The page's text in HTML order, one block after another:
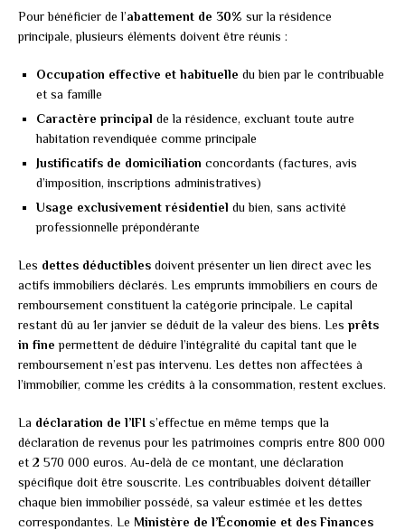
Pour bénéficier de l’abattement de 30% sur la résidence
principale, plusieurs éléments doivent être réunis :
Occupation effective et habituelle du bien par le contribuable
et sa famille
Caractère principal de la résidence, excluant toute autre
habitation revendiquée comme principale
Justificatifs de domiciliation concordants (factures, avis
d’imposition, inscriptions administratives)
Usage exclusivement résidentiel du bien, sans activité
professionnelle prépondérante
Les dettes déductibles doivent présenter un lien direct avec les
actifs immobiliers déclarés. Les emprunts immobiliers en cours de
remboursement constituent la catégorie principale. Le capital
restant dû au 1er janvier se déduit de la valeur des biens. Les prêts
in fine permettent de déduire l’intégralité du capital tant que le
remboursement n’est pas intervenu. Les dettes non affectées à
l’immobilier, comme les crédits à la consommation, restent exclues.
La déclaration de l’IFI s’effectue en même temps que la
déclaration de revenus pour les patrimoines compris entre 800 000
et 2 570 000 euros. Au-delà de ce montant, une déclaration
spécifique doit être souscrite. Les contribuables doivent détailler
chaque bien immobilier possédé, sa valeur estimée et les dettes
correspondantes. Le Ministère de l’Économie et des Finances